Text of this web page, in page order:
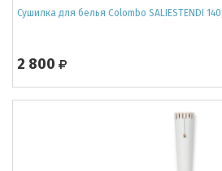
Сушилка для белья Colombo SALIESTENDI
2 800